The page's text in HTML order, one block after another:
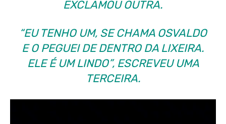
EXCLAMOU OUTRA.
“EU TENHO UM, SE CHAMA OSVALDO
E O PEGUEI DE DENTRO DA LIXEIRA.
ELE É UM LINDO”, ESCREVEU UMA
TERCEIRA.